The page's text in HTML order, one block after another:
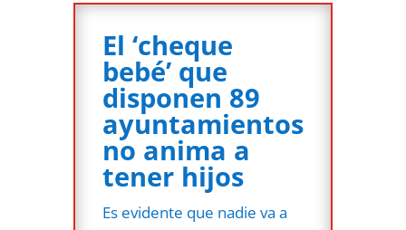
El ‘cheque
bebé’ que
disponen 89
ayuntamientos
no anima a
tener hijos
Es evidente que nadie va a